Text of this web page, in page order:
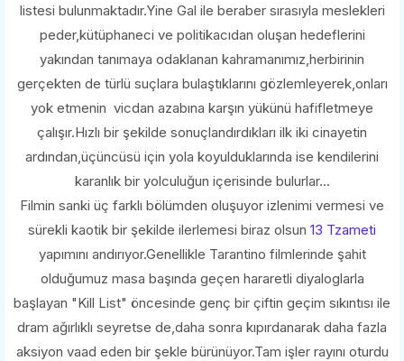
listesi bulunmaktadır.Yine Gal ile beraber sırasıyla meslekleri
peder,kütüphaneci ve politikacıdan oluşan hedeflerini
yakından tanımaya odaklanan kahramanımız,herbirinin
gerçekten de türlü suçlara bulaştıklarını gözlemleyerek,onları
yok etmenin vicdan azabına karşın yükünü hafifletmeye
çalışır.Hızlı bir şekilde sonuçlandırdıkları ilk iki cinayetin
ardından,üçüncüsü için yola koyulduklarında ise kendilerini
karanlık bir yolculuğun içerisinde bulurlar...
Filmin sanki üç farklı bölümden oluşuyor izlenimi vermesi ve
sürekli kaotik bir şekilde ilerlemesi biraz olsun 13 Tzameti
yapımını andırıyor.Genellikle Tarantino filmlerinde şahit
olduğumuz masa başında geçen hararetli diyaloglarla
başlayan "Kill List" öncesinde genç bir çiftin geçim sıkıntısı ile
dram ağırlıklı seyretse de,daha sonra kıpırdanarak daha fazla
aksiyon vaad eden bir şekle bürünüyor.Tam işler rayını oturdu